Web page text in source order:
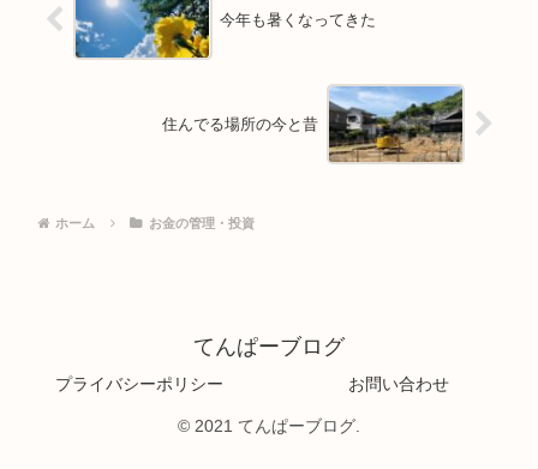
今年も暑くなってきた
住んでる場所の今と昔
ホーム お金の管理・投資
てんぱーブログ
プライバシーポリシー お問い合わせ
© 2021 てんぱーブログ.